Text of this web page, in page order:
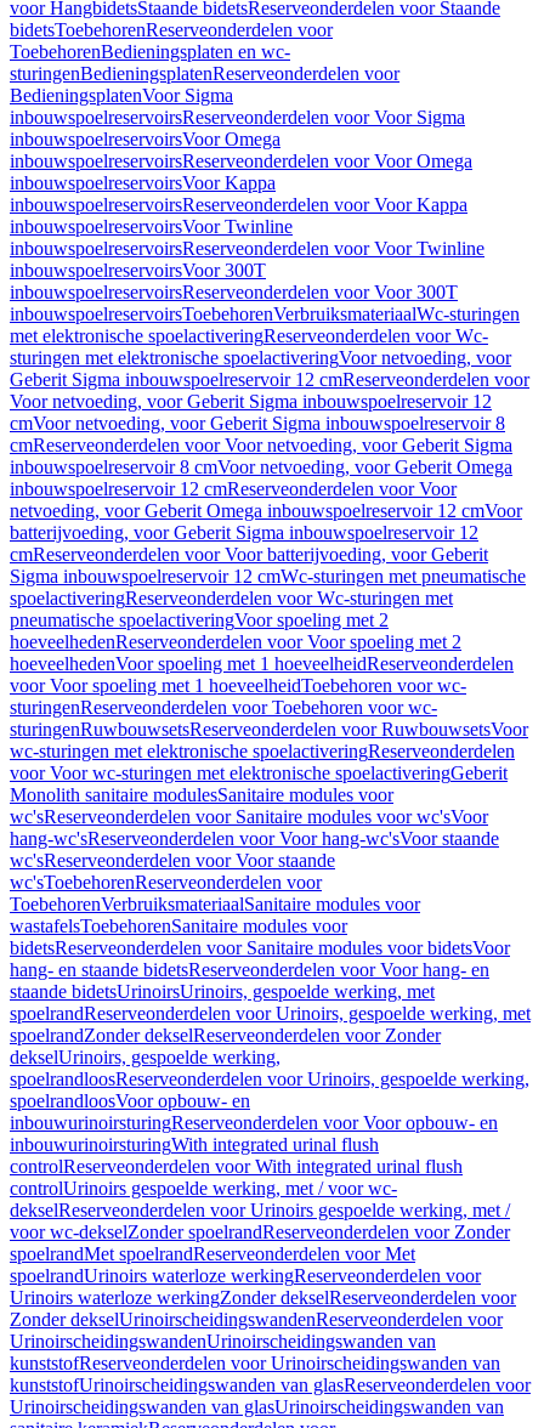
voor HangbidetsStaande bidetsReserveonderdelen voor Staande
bidetsToebehorenReserveonderdelen voor
ToebehorenBedieningsplaten en wc-
sturingenBedieningsplatenReserveonderdelen voor
BedieningsplatenVoor Sigma
inbouwspoelreservoirsReserveonderdelen voor Voor Sigma
inbouwspoelreservoirsVoor Omega
inbouwspoelreservoirsReserveonderdelen voor Voor Omega
inbouwspoelreservoirsVoor Kappa
inbouwspoelreservoirsReserveonderdelen voor Voor Kappa
inbouwspoelreservoirsVoor Twinline
inbouwspoelreservoirsReserveonderdelen voor Voor Twinline
inbouwspoelreservoirsVoor 300T
inbouwspoelreservoirsReserveonderdelen voor Voor 300T
inbouwspoelreservoirsToebehorenVerbruiksmateriaalWc-sturingen
met elektronische spoelactiveringReserveonderdelen voor Wc-
sturingen met elektronische spoelactiveringVoor netvoeding, voor
Geberit Sigma inbouwspoelreservoir 12 cmReserveonderdelen voor
Voor netvoeding, voor Geberit Sigma inbouwspoelreservoir 12
cmVoor netvoeding, voor Geberit Sigma inbouwspoelreservoir 8
cmReserveonderdelen voor Voor netvoeding, voor Geberit Sigma
inbouwspoelreservoir 8 cmVoor netvoeding, voor Geberit Omega
inbouwspoelreservoir 12 cmReserveonderdelen voor Voor
netvoeding, voor Geberit Omega inbouwspoelreservoir 12 cmVoor
batterijvoeding, voor Geberit Sigma inbouwspoelreservoir 12
cmReserveonderdelen voor Voor batterijvoeding, voor Geberit
Sigma inbouwspoelreservoir 12 cmWc-sturingen met pneumatische
spoelactiveringReserveonderdelen voor Wc-sturingen met
pneumatische spoelactiveringVoor spoeling met 2
hoeveelhedenReserveonderdelen voor Voor spoeling met 2
hoeveelhedenVoor spoeling met 1 hoeveelheidReserveonderdelen
voor Voor spoeling met 1 hoeveelheidToebehoren voor wc-
sturingenReserveonderdelen voor Toebehoren voor wc-
sturingenRuwbouwsetsReserveonderdelen voor RuwbouwsetsVoor
wc-sturingen met elektronische spoelactiveringReserveonderdelen
voor Voor wc-sturingen met elektronische spoelactiveringGeberit
Monolith sanitaire modulesSanitaire modules voor
wc'sReserveonderdelen voor Sanitaire modules voor wc'sVoor
hang-wc'sReserveonderdelen voor Voor hang-wc'sVoor staande
wc'sReserveonderdelen voor Voor staande
wc'sToebehorenReserveonderdelen voor
ToebehorenVerbruiksmateriaalSanitaire modules voor
wastafelsToebehorenSanitaire modules voor
bidetsReserveonderdelen voor Sanitaire modules voor bidetsVoor
hang- en staande bidetsReserveonderdelen voor Voor hang- en
staande bidetsUrinoirsUrinoirs, gespoelde werking, met
spoelrandReserveonderdelen voor Urinoirs, gespoelde werking, met
spoelrandZonder dekselReserveonderdelen voor Zonder
dekselUrinoirs, gespoelde werking,
spoelrandloosReserveonderdelen voor Urinoirs, gespoelde werking,
spoelrandloosVoor opbouw- en
inbouwurinoirsturingReserveonderdelen voor Voor opbouw- en
inbouwurinoirsturingWith integrated urinal flush
controlReserveonderdelen voor With integrated urinal flush
controlUrinoirs gespoelde werking, met / voor wc-
dekselReserveonderdelen voor Urinoirs gespoelde werking, met /
voor wc-dekselZonder spoelrandReserveonderdelen voor Zonder
spoelrandMet spoelrandReserveonderdelen voor Met
spoelrandUrinoirs waterloze werkingReserveonderdelen voor
Urinoirs waterloze werkingZonder dekselReserveonderdelen voor
Zonder dekselUrinoirscheidingswandenReserveonderdelen voor
UrinoirscheidingswandenUrinoirscheidingswanden van
kunststofReserveonderdelen voor Urinoirscheidingswanden van
kunststofUrinoirscheidingswanden van glasReserveonderdelen voor
Urinoirscheidingswanden van glasUrinoirscheidingswanden van